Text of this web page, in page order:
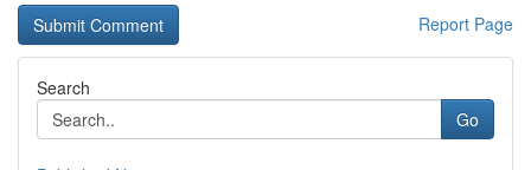
Report Page
Search
Go